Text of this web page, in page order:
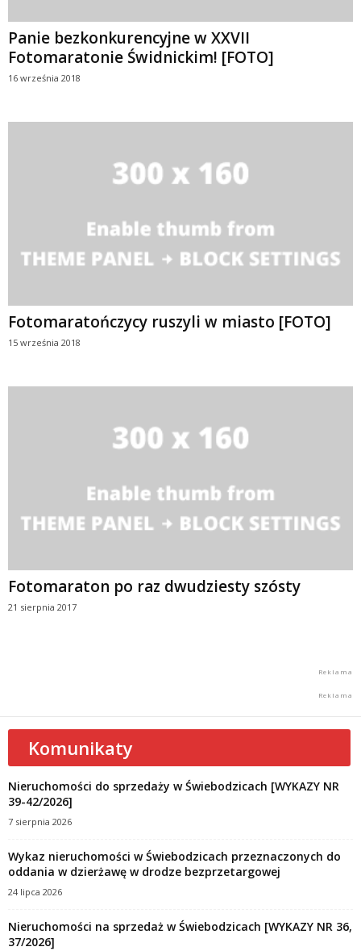
Panie bezkonkurencyjne w XXVII
Fotomaratonie Świdnickim! [FOTO]
16 września 2018
Fotomaratończycy ruszyli w miasto [FOTO]
15 września 2018
Fotomaraton po raz dwudziesty szósty
21 sierpnia 2017
Komunikaty
Nieruchomości do sprzedaży w Świebodzicach [WYKAZY NR
39-42/2026]
7 sierpnia 2026
Wykaz nieruchomości w Świebodzicach przeznaczonych do
oddania w dzierżawę w drodze bezprzetargowej
24 lipca 2026
Nieruchomości na sprzedaż w Świebodzicach [WYKAZY NR 36,
37/2026]